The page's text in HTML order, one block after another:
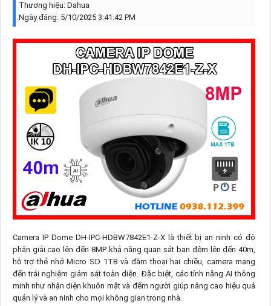
Thương hiệu: Dahua
Ngày đăng: 5/10/2025 3:41:42 PM
Camera IP Dome DH-IPC-HDBW7842E1-Z-X là thiết bị an ninh có độ
phân giải cao lên đến 8MP khả năng quan sát ban đêm lên đến 40m,
hỗ trợ thẻ nhớ Micro SD 1TB và đàm thoại hai chiều, camera mang
đến trải nghiệm giám sát toàn diện. Đặc biệt, các tính năng AI thông
minh như nhận diện khuôn mặt và đếm người giúp nâng cao hiệu quả
quản lý và an ninh cho mọi không gian trong nhà.